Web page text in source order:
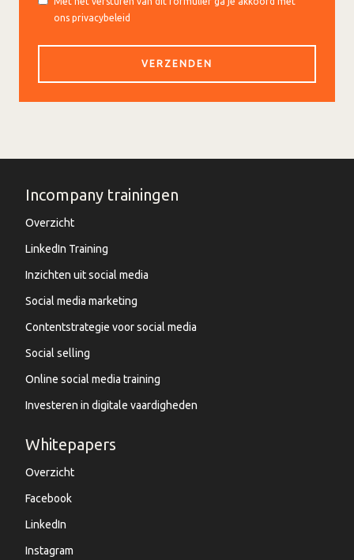
ons privacybeleid
Incompany trainingen
Overzicht
LinkedIn Training
Inzichten uit social media
Social media marketing
Contentstrategie voor social media
Social selling
Online social media training
Investeren in digitale vaardigheden
Whitepapers
Overzicht
Facebook
LinkedIn
Instagram